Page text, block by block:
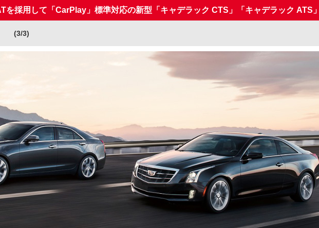
を採用して「CarPlay」標準対応の新型「キャデラック CTS」「キャデラック ATS
(3/3)